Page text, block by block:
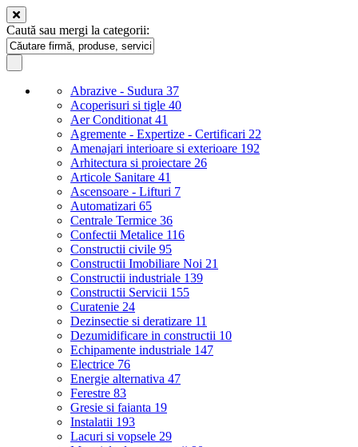
Caută sau mergi la categorii:
Abrazive - Sudura 37
Acoperisuri si tigle 40
Aer Conditionat 41
Agremente - Expertize - Certificari 22
Amenajari interioare si exterioare 192
Arhitectura si proiectare 26
Articole Sanitare 41
Ascensoare - Lifturi 7
Automatizari 65
Centrale Termice 36
Confectii Metalice 116
Constructii civile 95
Constructii Imobiliare Noi 21
Constructii industriale 139
Constructii Servicii 155
Curatenie 24
Dezinsectie si deratizare 11
Dezumidificare in constructii 10
Echipamente industriale 147
Electrice 76
Energie alternativa 47
Ferestre 83
Gresie si faianta 19
Instalatii 193
Lacuri si vopsele 29